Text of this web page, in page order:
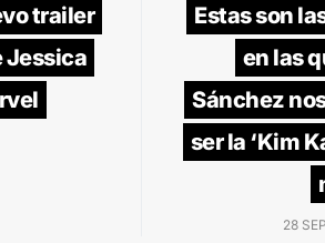
trailer
Jessica
Estas son
en las
Sánchez
ser la ‘Kim
28